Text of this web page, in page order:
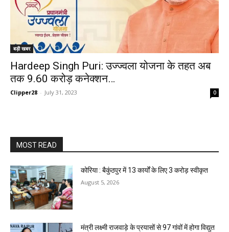
बड़ी खबर
Hardeep Singh Puri: उज्ज्वला योजना के तहत अब
तक 9.60 करोड़ कनेक्शन…
Clipper28 - July 31, 2023 0
MOST READ
कोरिया : बैकुंठपुर में 13 कार्यों के लिए 3 करोड़ स्वीकृत
August 5, 2026
मंत्री लक्ष्मी राजवाड़े के प्रयासों से 97 गांवों में होगा विद्युत